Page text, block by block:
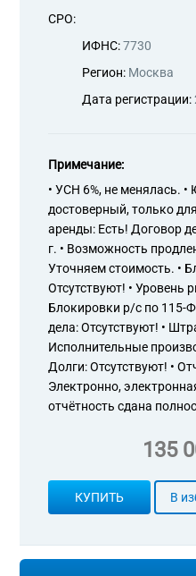
СРО:
ИФНС:7730
Регион: Москва
Дата регистрации:
Примечание:
• УСН 6%, не менялась.
достоверный, только
аренды: Есть! Договор
г. • Возможность
Уточняем стоимость. •
Отсутствуют! •
Блокировки р/с по 115-
дела: Отсутствуют! •
Исполнительные
Долги: Отсутствуют! •
Электронно,
отчётность сдана
135
КУПИТЬ В